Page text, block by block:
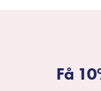
Få